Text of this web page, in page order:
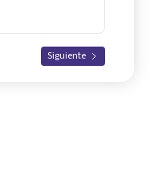
Siguiente